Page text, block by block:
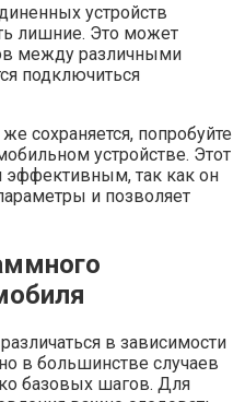
устройств
лишние. Это может
между различными
подключиться
сохраняется, попробуйте
устройстве. Этот
так как он
и позволяет
в зависимости
в большинстве случаев
базовых шагов. Для